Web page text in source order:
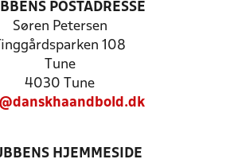
POSTADRESSE
Søren Petersen
Tinggårdsparken 108
Tune
4030 Tune
HJEMMESIDE